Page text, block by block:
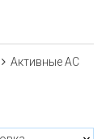
Активные АС